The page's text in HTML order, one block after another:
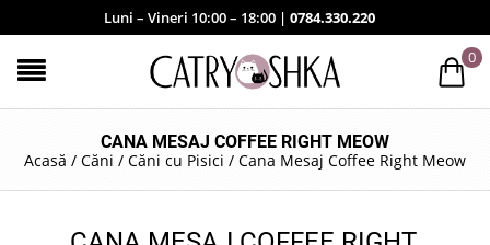
Luni – Vineri 10:00 – 18:00 | 0784.330.220
0
CANA MESAJ COFFEE RIGHT MEOW
Acasă / Căni / Căni cu Pisici / Cana Mesaj Coffee Right Meow